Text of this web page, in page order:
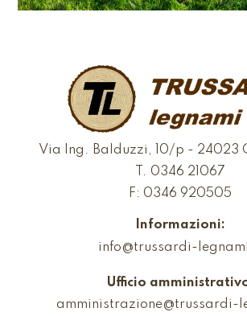
Via Ing. Balduzzi, 10/p - 24023
T. 0346 21067
F: 0346 920505
Informazioni:
info@trussardi-
Ufficio
amministrazione@trussardi-